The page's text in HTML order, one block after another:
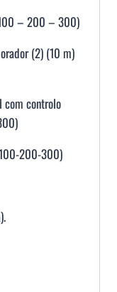
– 200 – 300)
(2) (10 m)
com controlo
200-300)